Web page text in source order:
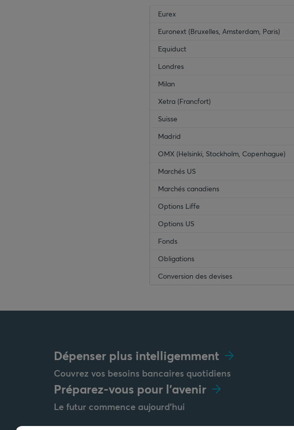
empty-header
Eurex
Euronext (Bruxelles, Amsterdam, Paris)
Equiduct
Londres
Milan
Xetra (Francfort)
Suisse
Madrid
OMX (Helsinki, Stockholm, Copenhague)
Marchés US
Marchés canadiens
Options Liffe
Options US
Fonds
Obligations
Conversion des devises
Dépenser plus intelligemment
Couvrez vos besoins bancaires quotidiens
Préparez-vous pour l'avenir
Le futur commence aujourd'hui